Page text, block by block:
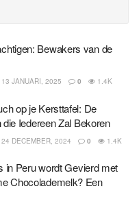
Bewakers van de
13 JANUARI, 2025 0 1.4K
op je Kersttafel: De
Iedereen Zal Bekoren
24 DECEMBER, 2024 0 1.4K
in Peru wordt Gevierd met
Chocolademelk? Een